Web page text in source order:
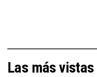
Las más